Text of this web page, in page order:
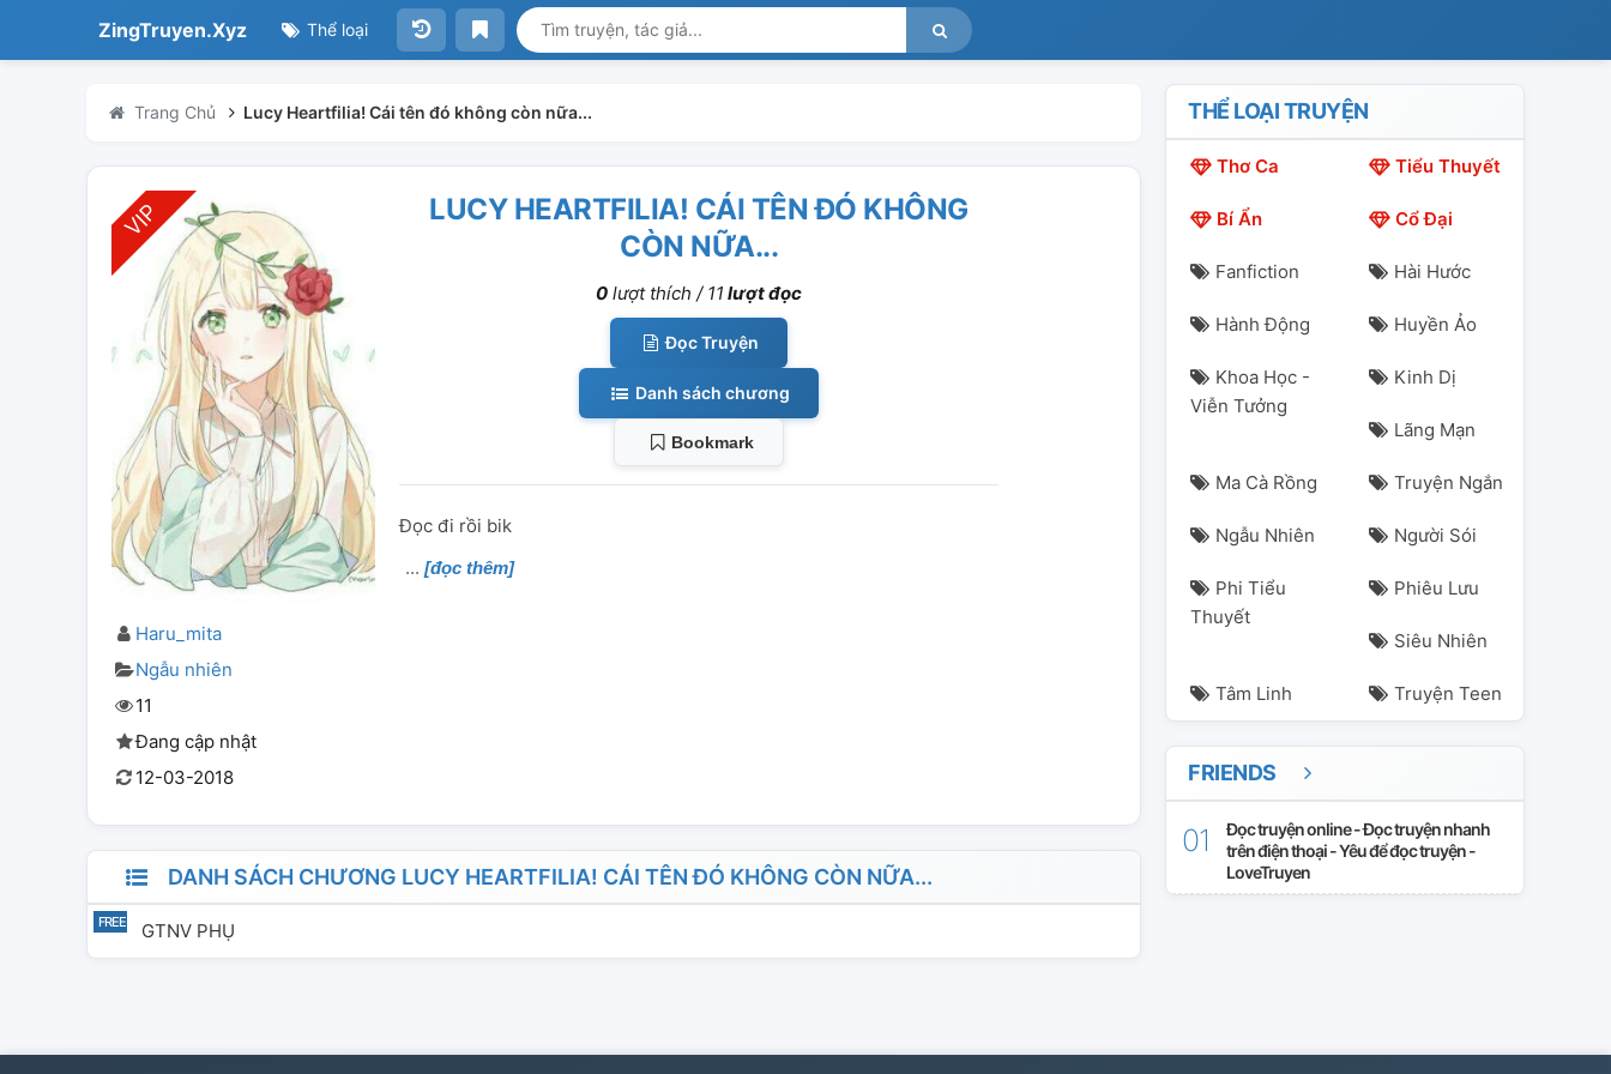
ZingTruyen.Xyz Thể loại
Trang Chủ Lucy Heartfilia! Cái tên đó không còn nữa...
Haru_mita
Ngẫu nhiên
11
Đang cập nhật
12-03-2018
LUCY HEARTFILIA! CÁI TÊN ĐÓ KHÔNG
CÒN NỮA...
0 lượt thích / 11 lượt đọc
Đọc Truyện
Danh sách chương
Bookmark
Đọc đi rồi bik
[đọc thêm]
DANH SÁCH CHƯƠNG LUCY HEARTFILIA! CÁI TÊN ĐÓ KHÔNG CÒN NỮA...
GTNV PHỤ
THỂ LOẠI TRUYỆN
Thơ Ca Tiểu Thuyết
Bí Ẩn Cổ Đại
Fanfiction Hài Hước
Hành Động Huyền Ảo
Khoa Học -
Viễn Tưởng
Kinh Dị
Lãng Mạn
Ma Cà Rồng Truyện Ngắn
Ngẫu Nhiên Người Sói
Phi Tiểu
Thuyết
Phiêu Lưu
Siêu Nhiên
Tâm Linh Truyện Teen
FRIENDS
Đọc truyện online - Đọc truyện nhanh
trên điện thoại - Yêu để đọc truyện -
LoveTruyen